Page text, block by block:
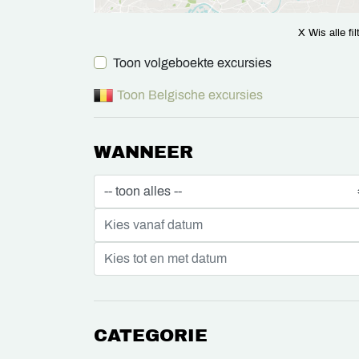
X Wis alle
Toon volgeboekte excursies
Toon Belgische excursies
WANNEER
CATEGORIE